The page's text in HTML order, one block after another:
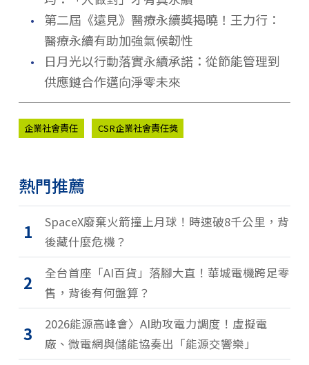
．
第二屆《遠見》醫療永續獎揭曉！王力行：
醫療永續有助加強氣候韌性
．
日月光以行動落實永續承諾：從節能管理到
供應鏈合作邁向淨零未來
企業社會責任 CSR企業社會責任獎
熱門推薦
1
SpaceX廢棄火箭撞上月球！時速破8千公里，背
後藏什麼危機？
2
全台首座「AI百貨」落腳大直！華城電機跨足零
售，背後有何盤算？
3
2026能源高峰會〉AI助攻電力調度！虛擬電
廠、微電網與儲能協奏出「能源交響樂」